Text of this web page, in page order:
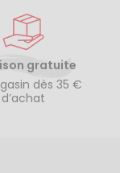
gratuite
dès 35 €
d’achat